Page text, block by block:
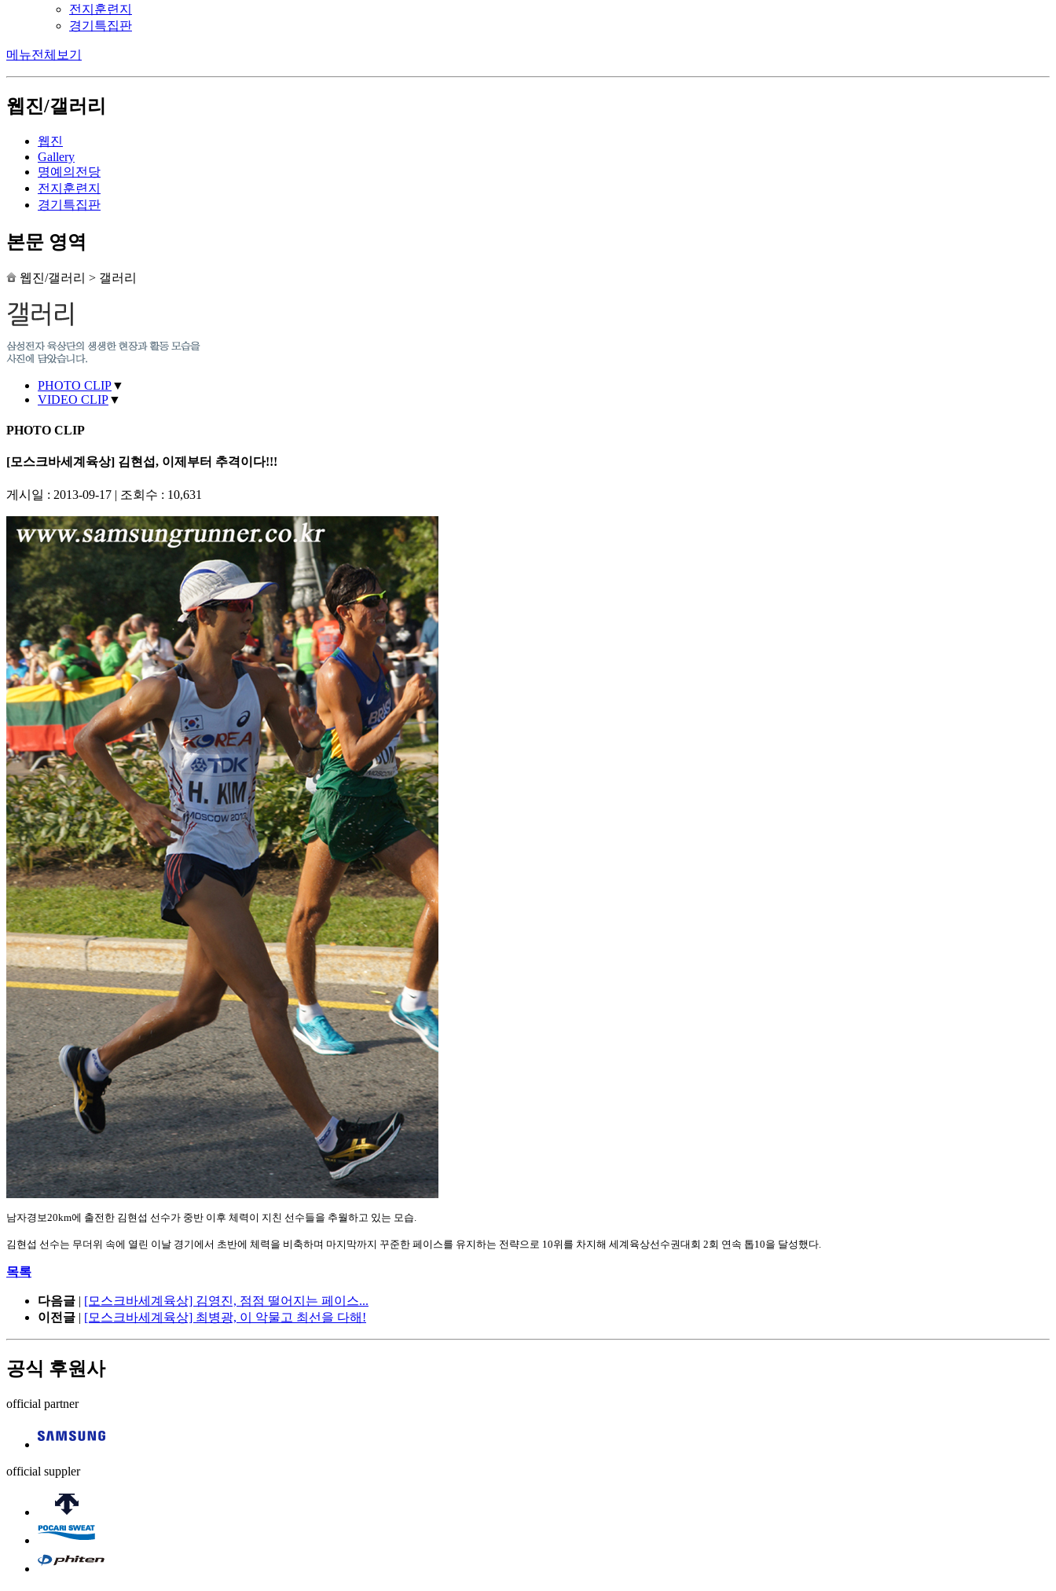
전지훈련지
경기특집판
메뉴전체보기
웹진/갤러리
웹진
Gallery
명예의전당
전지훈련지
경기특집판
본문 영역
웹진/갤러리 > 갤러리
PHOTO CLIP▼
VIDEO CLIP▼
PHOTO CLIP
[모스크바세계육상] 김현섭, 이제부터 추격이다!!!
게시일 : 2013-09-17 조회수 : 10,631
남자경보20km에 출전한 김현섭 선수가 중반 이후 체력이 지친 선수들을 추월하고 있는 모습.
김현섭 선수는 무더위 속에 열린 이날 경기에서 초반에 체력을 비축하며 마지막까지 꾸준한 페이스를 유지하는 전략으로 10위를 차지해 세계육상선수권대회 2회 연속 톱10을 달성했다.
목록
다음글
[모스크바세계육상] 김영진, 점점 떨어지는 페이스...
이전글
[모스크바세계육상] 최병광, 이 악물고 최선을 다해!
공식 후원사
official partner
official suppler